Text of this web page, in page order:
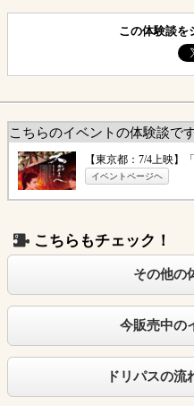
この体験談を
こちらのイベントの体験談で
【東京都：7/4上映】
イベントページヘ
こちらもチェック！
その他の
今販売中の
ドリパスの流